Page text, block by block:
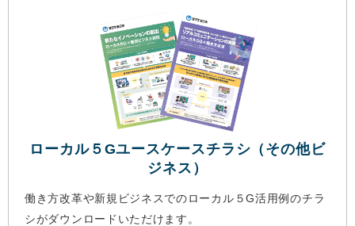
ローカル５Gユースケースチラシ（その他ビ
ジネス）
働き方改革や新規ビジネスでのローカル５G活用例のチラ
シがダウンロードいただけます。